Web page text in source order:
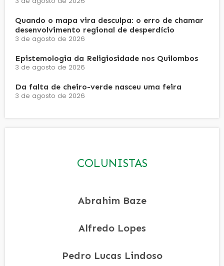
Quando o mapa vira desculpa: o erro de chamar
desenvolvimento regional de desperdício
3 de agosto de 2026
Epistemologia da Religiosidade nos Quilombos
3 de agosto de 2026
Da falta de cheiro-verde nasceu uma feira
3 de agosto de 2026
COLUNISTAS
Abrahim Baze
Alfredo Lopes
Pedro Lucas Lindoso